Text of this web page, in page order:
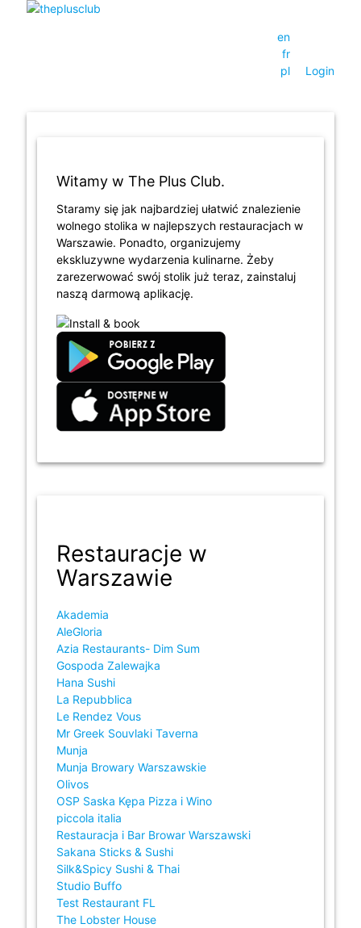
en
fr
pl
Login
Witamy w The Plus Club.
Staramy się jak najbardziej ułatwić znalezienie
wolnego stolika w najlepszych restauracjach w
Warszawie. Ponadto, organizujemy
ekskluzywne wydarzenia kulinarne. Żeby
zarezerwować swój stolik już teraz, zainstaluj
naszą darmową aplikację.
Restauracje w
Warszawie
Akademia
AleGloria
Azia Restaurants- Dim Sum
Gospoda Zalewajka
Hana Sushi
La Repubblica
Le Rendez Vous
Mr Greek Souvlaki Taverna
Munja
Munja Browary Warszawskie
Olivos
OSP Saska Kępa Pizza i Wino
piccola italia
Restauracja i Bar Browar Warszawski
Sakana Sticks & Sushi
Silk&Spicy Sushi & Thai
Studio Buffo
Test Restaurant FL
The Lobster House